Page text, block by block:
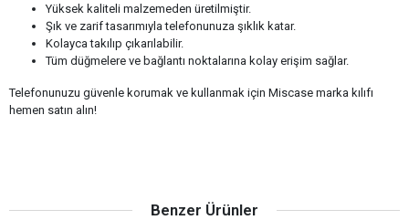
Yüksek kaliteli malzemeden üretilmiştir.
Şık ve zarif tasarımıyla telefonunuza şıklık katar.
Kolayca takılıp çıkarılabilir.
Tüm düğmelere ve bağlantı noktalarına kolay erişim sağlar.
Telefonunuzu güvenle korumak ve kullanmak için Miscase marka kılıfı
hemen satın alın!
Benzer Ürünler